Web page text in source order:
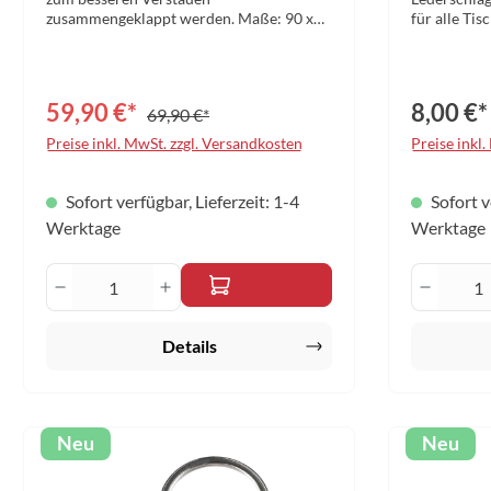
zusammengeklappt werden. Maße: 90 x
59,90 €* 69,90 €*
Preise inkl. MwSt. zzgl. Versandkosten
Sofort verfügbar, Lieferzeit: 1-4
Werktage
Produkt Anzahl: Gib den
Details
für alle
setzt dieser
sondern
Schlaufe
sichere
Praktische
8,00 €*
Preise inkl.
Sofort
Werktage
Neu Neu